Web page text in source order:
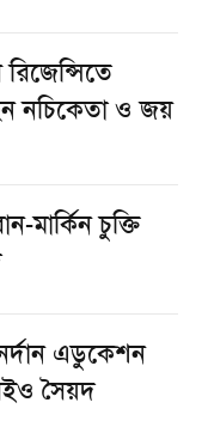
নচিকেতা ও জয়
মার্কিন চুক্তি
এডুকেশন
সৈয়দ